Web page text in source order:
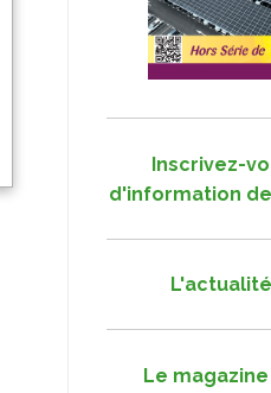
Inscrivez-
d'information
Le